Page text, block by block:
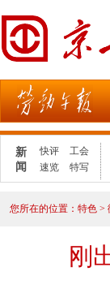
新
闻
快评
工会
速览
特写
您所在的位置： 特色 >
刚